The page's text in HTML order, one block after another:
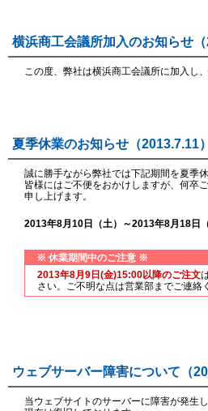
横浜商工会議所加入のお知らせ（
この度、弊社は横浜商工会議所に加入し
夏季休業のお知らせ（2013.7.11）
誠に勝手ながら弊社では下記期間を夏季
皆様にはご不便をおかけしますが、何卒
申し上げます。
2013年8月10日（土）～2013年8月18日（
※ 休業期間中のご注意 ※
2013年8月9日(金)15:00以降のご注文
さい。ご不明な点は営業部までご連絡
ウェブサーバー障害について（
当ウェブサイトのサーバーに障害が発生し